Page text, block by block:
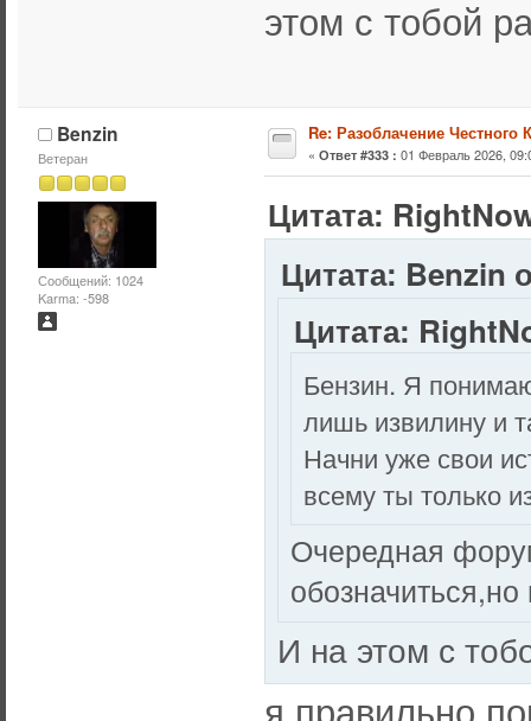
этом с тобой
Benzin
Ветеран
Сообщений: 1024
Karma: -598
Re: Разоблачение Честного
« Ответ #333 : 01 Февраль 2026,
Цитата:
Цитата: Benzin
Цитата:
Бензин. Я
лишь извилину и
Начни уже свои
всему ты только
Очередная
И на этом с